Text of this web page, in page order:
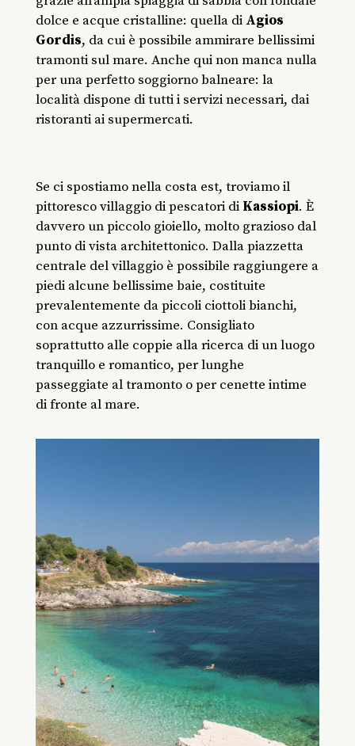
dolce e acque cristalline: quella di Agios
Gordis, da cui è possibile ammirare bellissimi
tramonti sul mare. Anche qui non manca nulla
per una perfetto soggiorno balneare: la
località dispone di tutti i servizi necessari, dai
ristoranti ai supermercati.
Se ci spostiamo nella costa est, troviamo il
pittoresco villaggio di pescatori di Kassiopi. È
davvero un piccolo gioiello, molto grazioso dal
punto di vista architettonico. Dalla piazzetta
centrale del villaggio è possibile raggiungere a
piedi alcune bellissime baie, costituite
prevalentemente da piccoli ciottoli bianchi,
con acque azzurrissime. Consigliato
soprattutto alle coppie alla ricerca di un luogo
tranquillo e romantico, per lunghe
passeggiate al tramonto o per cenette intime
di fronte al mare.